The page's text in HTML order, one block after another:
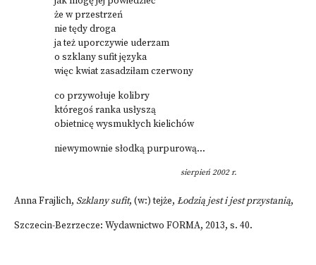
że w przestrzeń
nie tędy droga
ja też uporczywie uderzam
o szklany sufit języka
więc kwiat zasadziłam czerwony
co przywołuje kolibry
któregoś ranka usłyszą
obietnicę wysmukłych kielichów
niewymownie słodką purpurową...
sierpień 2002 r.
Anna Frajlich, Szklany sufit, (w:) tejże, Łodzią jest i jest przystanią,
Szczecin-Bezrzecze: Wydawnictwo FORMA, 2013, s. 40.